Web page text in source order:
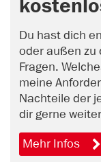
Thema
Du hast dich
oder außen zu
Fragen.
meine
Nachteile der
dir gerne
einen
Mehr Infos